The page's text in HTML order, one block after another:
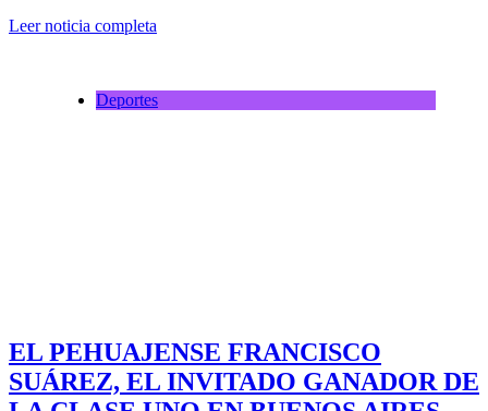
Leer noticia completa
Deportes
EL PEHUAJENSE FRANCISCO
SUÁREZ, EL INVITADO GANADOR DE